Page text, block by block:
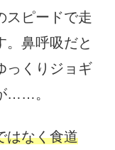
スピードで走
。鼻呼吸だと
っくりジョギ
……。
はなく食道